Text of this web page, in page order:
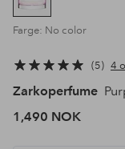
Farge: No color
5 4
Zarkoperfume
1,490 NOK